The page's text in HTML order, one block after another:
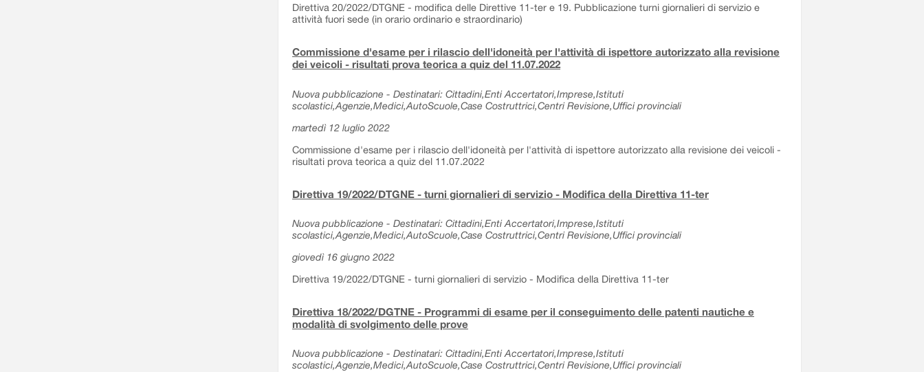
Direttiva 20/2022/DTGNE - modifica delle Direttive 11-ter e 19. Pubblicazione turni giornalieri di servizio e
attività fuori sede (in orario ordinario e straordinario)
Commissione d'esame per i rilascio dell'idoneità per l'attività di ispettore autorizzato alla revisione
dei veicoli - risultati prova teorica a quiz del 11.07.2022
Nuova pubblicazione - Destinatari: Cittadini,Enti Accertatori,Imprese,Istituti
scolastici,Agenzie,Medici,AutoScuole,Case Costruttrici,Centri Revisione,Uffici provinciali
martedì 12 luglio 2022
Commissione d'esame per i rilascio dell'idoneità per l'attività di ispettore autorizzato alla revisione dei veicoli -
risultati prova teorica a quiz del 11.07.2022
Direttiva 19/2022/DTGNE - turni giornalieri di servizio - Modifica della Direttiva 11-ter
Nuova pubblicazione - Destinatari: Cittadini,Enti Accertatori,Imprese,Istituti
scolastici,Agenzie,Medici,AutoScuole,Case Costruttrici,Centri Revisione,Uffici provinciali
giovedì 16 giugno 2022
Direttiva 19/2022/DTGNE - turni giornalieri di servizio - Modifica della Direttiva 11-ter
Direttiva 18/2022/DGTNE - Programmi di esame per il conseguimento delle patenti nautiche e
modalità di svolgimento delle prove
Nuova pubblicazione - Destinatari: Cittadini,Enti Accertatori,Imprese,Istituti
scolastici,Agenzie,Medici,AutoScuole,Case Costruttrici,Centri Revisione,Uffici provinciali